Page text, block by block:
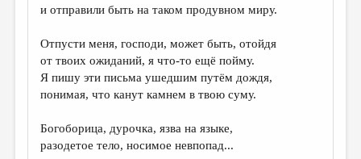
и отправили быть на таком продувном миру.
Отпусти меня, господи, может быть, отойдя
от твоих ожиданий, я что-то ещё пойму.
Я пишу эти письма ушедшим путём дождя,
понимая, что канут камнем в твою суму.
Богоборица, дурочка, язва на языке,
разодетое тело, носимое невпопад...